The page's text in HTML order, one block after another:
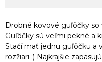
Drobné kovové guľôčky
Guľôčky sú veľmi pekné a
Stačí mať jednu guľôčku a
rozžiari :) Najkrajšie